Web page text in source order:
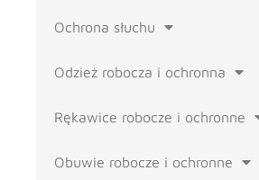
Ochrona słuchu
Odzież robocza i ochronna
Rękawice robocze i ochronne
Obuwie robocze i ochronne